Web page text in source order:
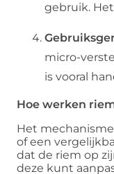
gebruik.
micro-
is vooral
Hoe werken
Het
of een
dat de riem op
deze kunt